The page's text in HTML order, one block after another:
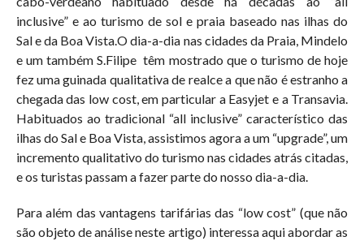
inclusive” e ao turismo de sol e praia baseado nas ilhas do
Sal e da Boa Vista.O dia-a-dia nas cidades da Praia, Mindelo
e um também S.Filipe têm mostrado que o turismo de hoje
fez uma guinada qualitativa de realce a que não é estranho a
chegada das low cost, em particular a Easyjet e a Transavia.
Habituados ao tradicional “all inclusive” característico das
ilhas do Sal e Boa Vista, assistimos agora a um “upgrade”, um
incremento qualitativo do turismo nas cidades atrás citadas,
e os turistas passam a fazer parte do nosso dia-a-dia.
Para além das vantagens tarifárias das “low cost” (que não
são objeto de análise neste artigo) interessa aqui abordar as